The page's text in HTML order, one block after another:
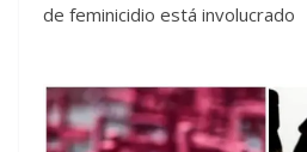
de feminicidio está involucrado